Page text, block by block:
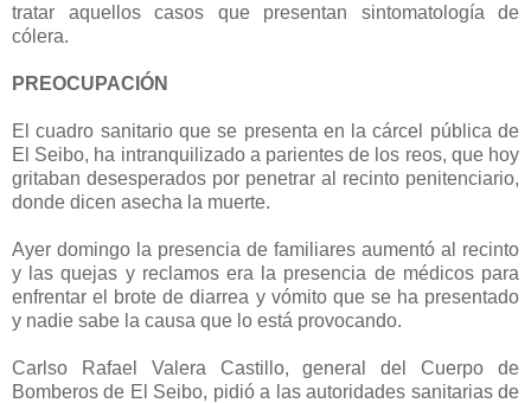
tratar aquellos casos que presentan sintomatología de
cólera.
PREOCUPACIÓN
El cuadro sanitario que se presenta en la cárcel pública de
El Seibo, ha intranquilizado a parientes de los reos, que hoy
gritaban desesperados por penetrar al recinto penitenciario,
donde dicen asecha la muerte.
Ayer domingo la presencia de familiares aumentó al recinto
y las quejas y reclamos era la presencia de médicos para
enfrentar el brote de diarrea y vómito que se ha presentado
y nadie sabe la causa que lo está provocando.
Carlso Rafael Valera Castillo, general del Cuerpo de
Bomberos de El Seibo, pidió a las autoridades sanitarias de